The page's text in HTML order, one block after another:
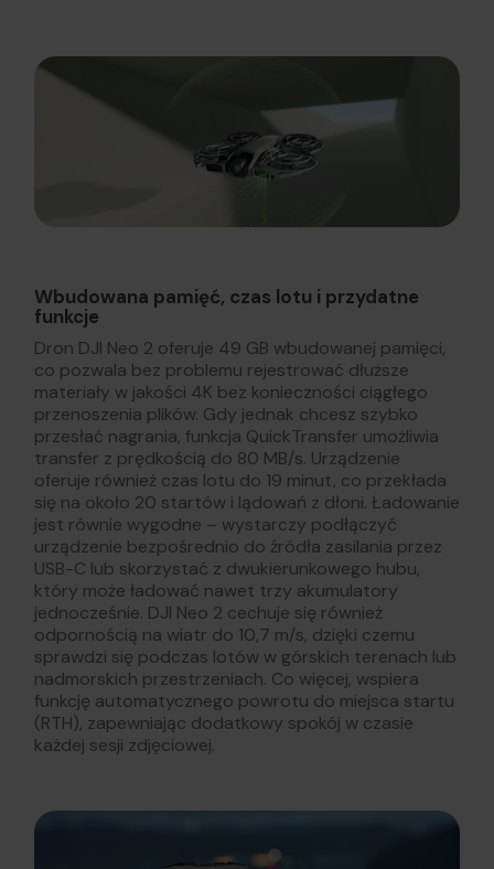
Wbudowana pamięć, czas lotu i przydatne
funkcje
Dron DJI Neo 2 oferuje 49 GB wbudowanej pamięci,
co pozwala bez problemu rejestrować dłuższe
materiały w jakości 4K bez konieczności ciągłego
przenoszenia plików. Gdy jednak chcesz szybko
przesłać nagrania, funkcja QuickTransfer umożliwia
transfer z prędkością do 80 MB/s. Urządzenie
oferuje również czas lotu do 19 minut, co przekłada
się na około 20 startów i lądowań z dłoni. Ładowanie
jest równie wygodne – wystarczy podłączyć
urządzenie bezpośrednio do źródła zasilania przez
USB-C lub skorzystać z dwukierunkowego hubu,
który może ładować nawet trzy akumulatory
jednocześnie. DJI Neo 2 cechuje się również
odpornością na wiatr do 10,7 m/s, dzięki czemu
sprawdzi się podczas lotów w górskich terenach lub
nadmorskich przestrzeniach. Co więcej, wspiera
funkcję automatycznego powrotu do miejsca startu
(RTH), zapewniając dodatkowy spokój w czasie
każdej sesji zdjęciowej.